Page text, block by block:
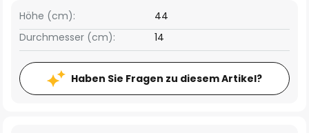
Höhe (cm):
44
Durchmesser (cm):
14
Haben Sie Fragen zu diesem Artikel?